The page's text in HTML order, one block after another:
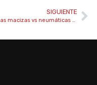
SIGUIENTE
Ruedas macizas vs neumáticas carretillas